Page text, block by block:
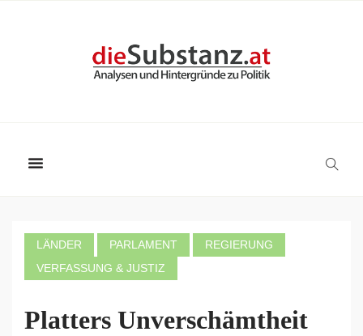
LÄNDER PARLAMENT
REGIERUNG
VERFASSUNG & JUSTIZ
Platters Unverschämtheit